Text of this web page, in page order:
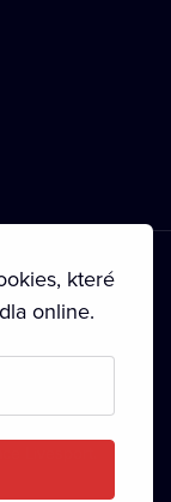
používání
které
online.